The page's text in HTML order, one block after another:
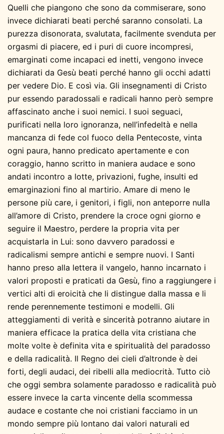
Quelli che piangono che sono da commiserare, sono
invece dichiarati beati perché saranno consolati. La
purezza disonorata, svalutata, facilmente svenduta per
orgasmi di piacere, ed i puri di cuore incompresi,
emarginati come incapaci ed inetti, vengono invece
dichiarati da Gesù beati perché hanno gli occhi adatti
per vedere Dio. E così via. Gli insegnamenti di Cristo
pur essendo paradossali e radicali hanno però sempre
affascinato anche i suoi nemici. I suoi seguaci,
purificati nella loro ignoranza, nell’infedeltà e nella
mancanza di fede col fuoco della Pentecoste, vinta
ogni paura, hanno predicato apertamente e con
coraggio, hanno scritto in maniera audace e sono
andati incontro a lotte, privazioni, fughe, insulti ed
emarginazioni fino al martirio. Amare di meno le
persone più care, i genitori, i figli, non anteporre nulla
all’amore di Cristo, prendere la croce ogni giorno e
seguire il Maestro, perdere la propria vita per
acquistarla in Lui: sono davvero paradossi e
radicalismi sempre antichi e sempre nuovi. I Santi
hanno preso alla lettera il vangelo, hanno incarnato i
valori proposti e praticati da Gesù, fino a raggiungere i
vertici alti di eroicità che li distingue dalla massa e li
rende perennemente testimoni e modelli. Gli
atteggiamenti di verità e sincerità potranno aiutare in
maniera efficace la pratica della vita cristiana che
molte volte è definita vita e spiritualità del paradosso
e della radicalità. Il Regno dei cieli d’altronde è dei
forti, degli audaci, dei ribelli alla mediocrità. Tutto ciò
che oggi sembra solamente paradosso e radicalità può
essere invece la carta vincente della scommessa
audace e costante che noi cristiani facciamo in un
mondo sempre più lontano dai valori naturali ed